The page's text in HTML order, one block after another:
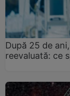
După 25 de
reevaluată: ce